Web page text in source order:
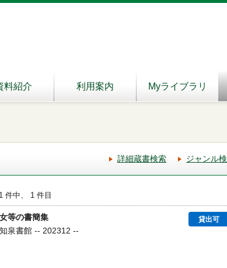
料紹介 利用案内 Myライブラリ
詳細蔵書検索 ジャンル
1 件中、 1 件目
等の書簡集 貸出可
泉書館 -- 202312 --